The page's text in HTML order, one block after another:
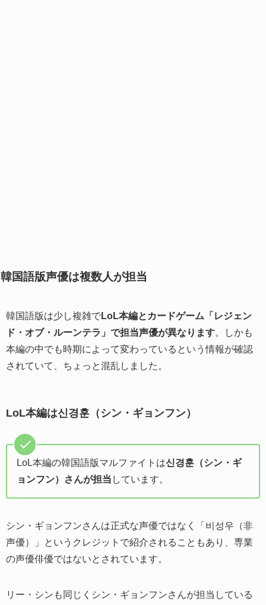
韓国語版声優は複数人が担当
韓国語版は少し複雑でLoL本編とカードゲーム「レジェン
ド・オブ・ルーンテラ」で担当声優が異なります。しかも
本編の中でも時期によって変わっているという情報が確認
されていて、ちょっと混乱しました。
LoL本編は신경훈（シン・ギョンフン）
LoL本編の韓国語版マルファイトは신경훈（シン・ギ
ョンフン）さんが担当 しています。
シン・ギョンフンさんは正式な声優ではなく「비성우（非
声優）」というクレジットで紹介されることもあり、専業
の声優俳優ではないとされています。
リー・シンも同じくシン・ギョンフンさんが担当している